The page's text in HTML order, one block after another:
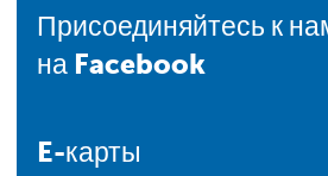
Присоединяйтесь к нам
на Facebook
E-карты